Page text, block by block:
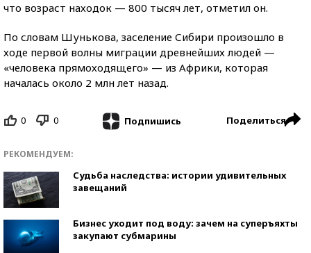
что возраст находок — 800 тысяч лет, отметил он.
По словам Шунькова, заселение Сибири произошло в
ходе первой волны миграции древнейших людей —
«человека прямоходящего» — из Африки, которая
началась около 2 млн лет назад.
0 0 Подпишись Поделиться
РЕКОМЕНДУЕМ:
Судьба наследства: истории удивительных
завещаний
Бизнес уходит под воду: зачем на суперъяхты
закупают субмарины